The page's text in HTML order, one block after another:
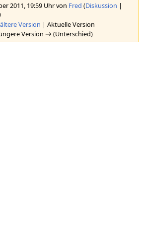
2011, 19:59 Uhr von Fred (Diskussion |
Version | Aktuelle Version
Version → (Unterschied)